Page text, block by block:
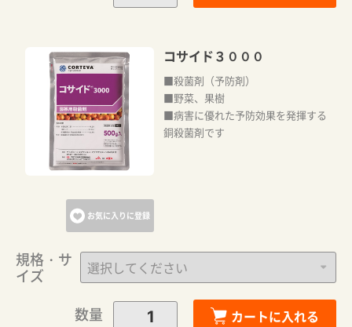
お気に入りに登録
コサイド３０００
■殺菌剤（予防剤）
■野菜、果樹
■病害に優れた予防効果を発揮する
銅殺菌剤です
規格・サ
イズ
数量
カートに入れる